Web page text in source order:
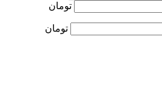
تومان
تومان